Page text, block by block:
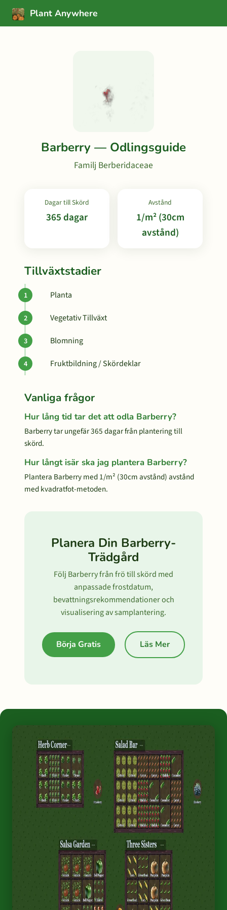
Plant Anywhere
Barberry — Odlingsguide
Familj Berberidaceae
Dagar till Skörd
365 dagar
Avstånd
1/m² (30cm
avstånd)
Tillväxtstadier
Planta
Vegetativ Tillväxt
Blomning
Fruktbildning / Skördeklar
Vanliga frågor
Hur lång tid tar det att odla Barberry?
Barberry tar ungefär 365 dagar från plantering till
skörd.
Hur långt isär ska jag plantera Barberry?
Plantera Barberry med 1/m² (30cm avstånd) avstånd
med kvadratfot-metoden.
Planera Din Barberry-
Trädgård
Följ Barberry från frö till skörd med
anpassade frostdatum,
bevattningsrekommendationer och
visualisering av samplantering.
Börja Gratis Läs Mer